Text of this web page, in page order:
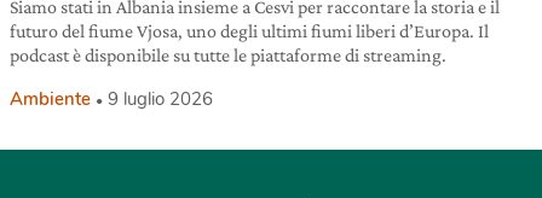
Siamo stati in Albania insieme a Cesvi per raccontare la storia e il
futuro del fiume Vjosa, uno degli ultimi fiumi liberi d’Europa. Il
podcast è disponibile su tutte le piattaforme di streaming.
Ambiente 9 luglio 2026